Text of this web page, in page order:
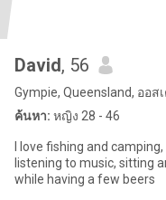
David, 56
Gympie, Queensland, ออส
ค้นหา: หญิง 28 - 46
I love fishing and
listening to music, sitting
while having a few beers